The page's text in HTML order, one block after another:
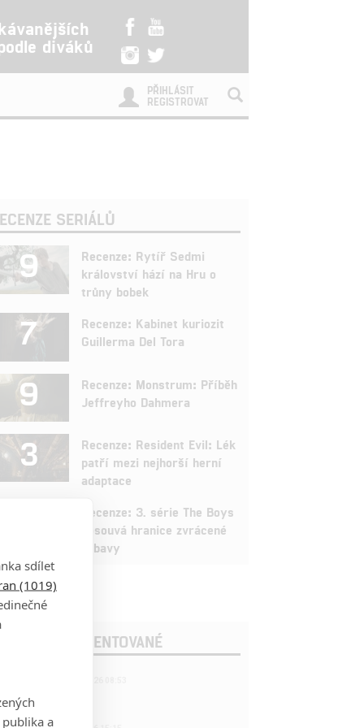
diváků
PŘIHLÁSIT
REGISTROVAT
SERIÁLŮ
9
Recenze: Rytíř Sedmi
království hází na Hru o
trůny bobek
7
Recenze: Kabinet kuriozit
Guillerma Del Tora
9
Recenze: Monstrum: Příběh
Jeffreyho Dahmera
3
Recenze: Resident Evil: Lék
patří mezi nejhorší herní
adaptace
Recenze: 3. série The Boys
posouvá hranice zvrácené
zábavy
KOMENTOVANÉ
彈專家
sdílet
(1019)
a